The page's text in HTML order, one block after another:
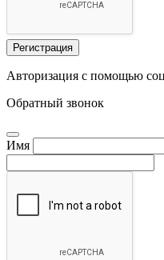
Регистрация
Авторизация с помощью
Обратный звонок
Имя